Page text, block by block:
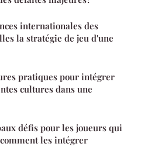
internationales des
la stratégie de jeu d'une
pratiques pour intégrer
cultures dans une
défis pour les joueurs qui
les intégrer